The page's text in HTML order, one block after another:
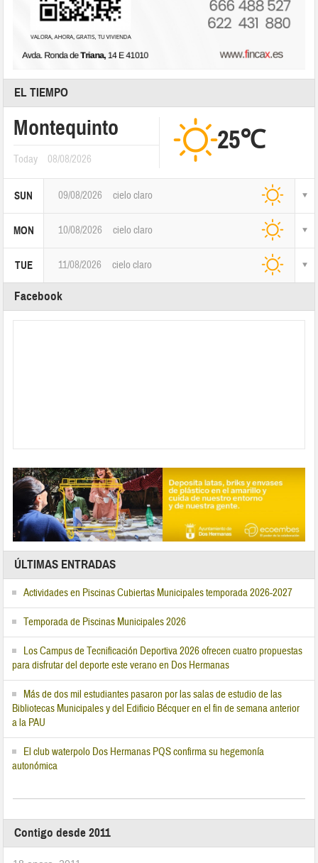
EL TIEMPO
Montequinto
Today 08/08/2026
25℃
SUN 09/08/2026 cielo claro
MON 10/08/2026 cielo claro
TUE 11/08/2026 cielo claro
Facebook
ÚLTIMAS ENTRADAS
Actividades en Piscinas Cubiertas Municipales temporada 2026-2027
Temporada de Piscinas Municipales 2026
Los Campus de Tecnificación Deportiva 2026 ofrecen cuatro propuestas
para disfrutar del deporte este verano en Dos Hermanas
Más de dos mil estudiantes pasaron por las salas de estudio de las
Bibliotecas Municipales y del Edificio Bécquer en el fin de semana anterior
a la PAU
El club waterpolo Dos Hermanas PQS confirma su hegemonía
autonómica
Contigo desde 2011